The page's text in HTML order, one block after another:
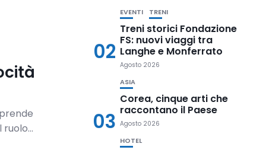
02
EVENTI TRENI
Treni storici Fondazione
FS: nuovi viaggi tra
Langhe e Monferrato
Agosto 2026
03
ASIA
Corea, cinque arti che
raccontano il Paese
Agosto 2026
HOTEL